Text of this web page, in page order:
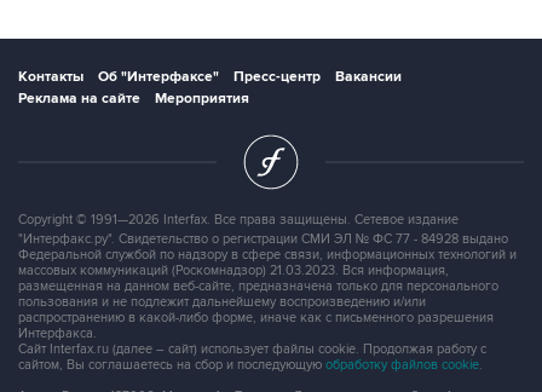
Контакты Об "Интерфаксе" Пресс-центр
Вакансии
Реклама на сайте
Мероприятия
Copyright © 1991—2026 Interfax. Все права защищены. Сетевое издание
"Интерфакс.ру". Свидетельство о регистрации СМИ ЭЛ № ФС 77 - 84928 выдано
Федеральной службой по надзору в сфере связи, информационных технологий и
массовых коммуникаций (Роскомнадзор) 21.03.2023. Вся информация,
размещенная на данном веб-сайте, предназначена только для персонального
пользования и не подлежит дальнейшему воспроизведению и/или
распространению в какой-либо форме, иначе как с письменного разрешения
Интерфакса.
Сайт Interfax.ru (далее – сайт) использует файлы cookie. Продолжая работу с
сайтом, Вы соглашаетесь на сбор и последующую обработку файлов cookie.